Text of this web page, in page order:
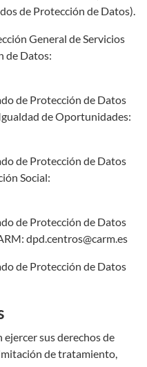
de Protección de Datos).
General de Servicios
de Datos:
de Protección de Datos
de Oportunidades:
de Protección de Datos
Social:
de Protección de Datos
dpd.centros@carm.es
de Protección de Datos
ejercer sus derechos de
de tratamiento,